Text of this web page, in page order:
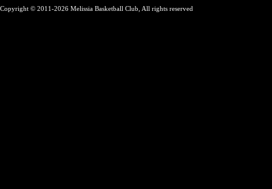
Copyright © 2011-2026 Melissia Basketball Club, All rights reserved